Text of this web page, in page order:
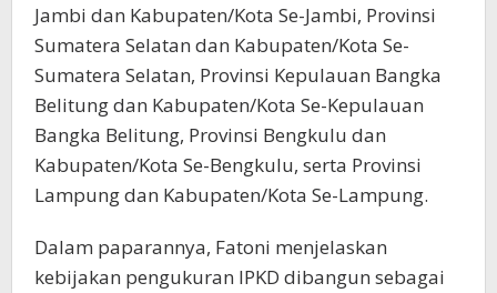
Jambi dan Kabupaten/Kota Se-Jambi, Provinsi
Sumatera Selatan dan Kabupaten/Kota Se-
Sumatera Selatan, Provinsi Kepulauan Bangka
Belitung dan Kabupaten/Kota Se-Kepulauan
Bangka Belitung, Provinsi Bengkulu dan
Kabupaten/Kota Se-Bengkulu, serta Provinsi
Lampung dan Kabupaten/Kota Se-Lampung.
Dalam paparannya, Fatoni menjelaskan
kebijakan pengukuran IPKD dibangun sebagai